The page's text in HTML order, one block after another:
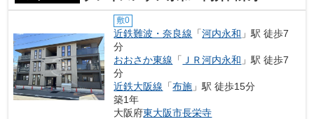
敷0
近鉄難波・奈良線 「河内永和 」駅 徒歩7
分
おおさか東線 「 ＪＲ河内永和 」駅 徒歩7
分
近鉄大阪線 「布施 」駅 徒歩15分
築1年
大阪府東大阪市長栄寺